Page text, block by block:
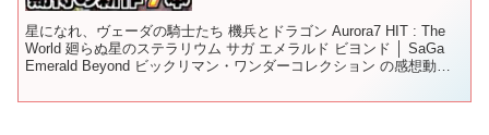
星になれ、ヴェーダの騎士たち 機兵とドラゴン Aurora7 HIT : The
World 廻らぬ星のステラリウム サガ エメラルド ビヨンド │ SaGa
Emerald Beyond ビックリマン・ワンダーコレクション の感想動画